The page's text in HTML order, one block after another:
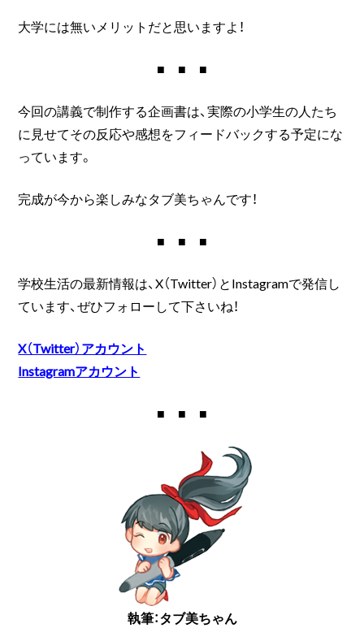
大学には無いメリットだと思いますよ！
■ ■ ■
今回の講義で制作する企画書は、実際の小学生の人たち
に見せてその反応や感想をフィードバックする予定にな
っています。
完成が今から楽しみなタブ美ちゃんです！
■ ■ ■
学校生活の最新情報は、X（Twitter）とInstagramで発信し
ています、ぜひフォローして下さいね！
X（Twitter）アカウント
Instagramアカウント
■ ■ ■
執筆：タブ美ちゃん